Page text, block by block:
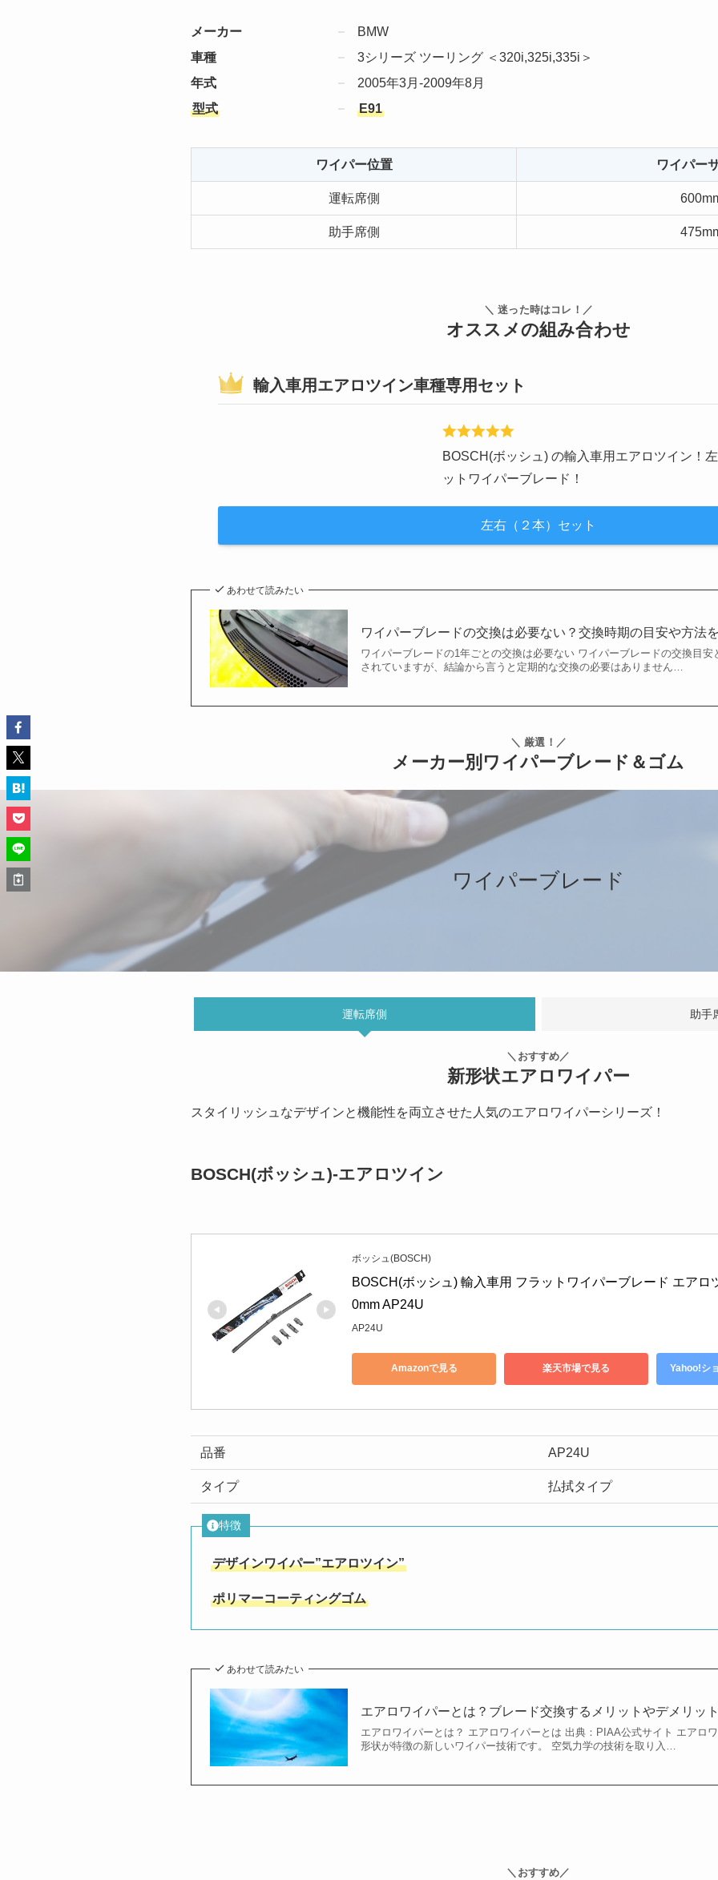
メーカー
BMW
車種
3シリーズ ツーリング ＜320i,325i,335i＞
年式
2005年3月-2009年8月
型式
E91
ワイパー位置 ワイパー
運転席側
助手席側
＼ 迷った時はコレ！／
オススメの組み合わせ
輸入車用エアロツイン車種専用セット
BOSCH(ボッシュ) の輸入車用エアロツイン！
ットワイパーブレード！
左右（２本）セット
あわせて読みたい
ワイパーブレードの交換は必要ない？交換時期の目安や方法
ワイパーブレードの1年ごとの交換は必要ない ワイパーブレードの交換目
されていますが、結論から言うと定期的な交換の必要はありません…
＼ 厳選！／
メーカー別ワイパーブレード＆ゴム
ワイパーブレード
運転席側 助手
＼おすすめ／
新形状エアロワイパー
スタイリッシュなデザインと機能性を両立させた人気のエアロワイパーシリーズ！
BOSCH(ボッシュ)-エアロツイン
ボッシュ(BOSCH)
BOSCH(ボッシュ) 輸入車用 フラットワイパーブレード エアロ
0mm AP24U
AP24U
Amazonで見る 楽天市場で見る Yahoo!シ
品番 AP24U
タイプ 払拭タイプ
特徴
デザインワイパー”エアロツイン”
ポリマーコーティングゴム
あわせて読みたい
エアロワイパーとは？ブレード交換するメリットやデメリッ
エアロワイパーとは？ エアロワイパーとは 出典：PIAA公式サイト エアロ
形状が特徴の新しいワイパー技術です。 空気力学の技術を取り入…
＼おすすめ／